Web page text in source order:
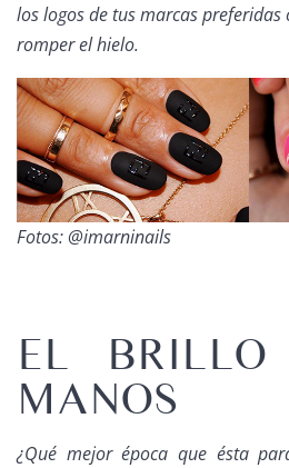
los logos de tus marcas
romper el hielo.
Fotos: @imarninails
EL
MANOS
¿Qué mejor época que ésta